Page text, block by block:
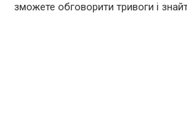
зможете обговорити тривоги і